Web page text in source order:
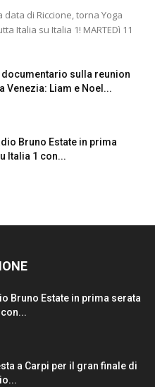
di Riccione, torna Yoga
Italia su Italia 1! MARTEDì 11
documentario sulla reunion
Venezia: Liam e Noel...
Bruno Estate in prima
Italia 1 con...
Bruno Estate in prima serata
a Carpi per il gran finale di